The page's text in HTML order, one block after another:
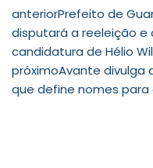
anteriorPrefeito de
disputará a reeleição
candidatura de Hélio
próximoAvante divulga
que define nomes para